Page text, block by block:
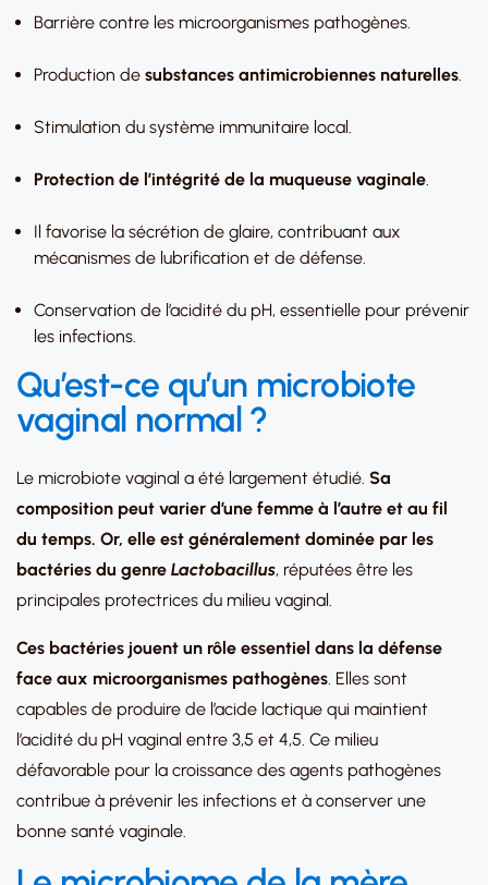
Barrière contre les microorganismes pathogènes.
Production de substances antimicrobiennes naturelles.
Stimulation du système immunitaire local.
Protection de l’intégrité de la muqueuse vaginale.
Il favorise la sécrétion de glaire, contribuant aux
mécanismes de lubrification et de défense.
Conservation de l’acidité du pH, essentielle pour prévenir
les infections.
Qu’est-ce qu’un microbiote
vaginal normal ?
Le microbiote vaginal a été largement étudié. Sa
composition peut varier d’une femme à l’autre et au fil
du temps. Or, elle est généralement dominée par les
bactéries du genre Lactobacillus, réputées être les
principales protectrices du milieu vaginal.
Ces bactéries jouent un rôle essentiel dans la défense
face aux microorganismes pathogènes. Elles sont
capables de produire de l’acide lactique qui maintient
l’acidité du pH vaginal entre 3,5 et 4,5. Ce milieu
défavorable pour la croissance des agents pathogènes
contribue à prévenir les infections et à conserver une
bonne santé vaginale.